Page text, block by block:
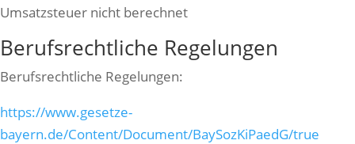
Umsatzsteuer nicht berechnet
Berufsrechtliche Regelungen
Berufsrechtliche Regelungen:
https://www.gesetze-
bayern.de/Content/Document/BaySozKiPaedG/true